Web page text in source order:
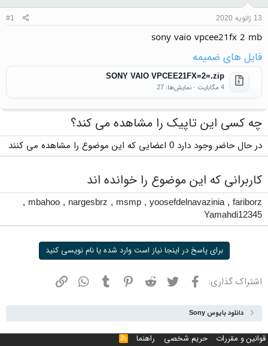
13 ژانویه 2020 #1
sony vaio vpcee21fx 2 mb
فایل های ضمیمه
SONY VAIO VPCEE21FX=2=.zip
4 مگابایت · نمایش‌ها: 27
چه کسی این تاپیک را مشاهده می کند؟
در حال حاضر وجود دارد 0 اعضایی که این موضوع را مشاهده می کنند
کاربرانی که این موضوع را خوانده اند
fariborz
,
yoosefdelnavazinia
,
msmp
,
nargesbrz
,
mbahoo
,
Yamahdi12345
برای پاسخ در اینجا نیاز است وارد شده یا نام نویسی کنید
اشتراک گذاری: فیسبوک توییتر ردیت پینترستتامبلر واتسپ
دانلود بایوس Sony
قوانین و مقررات حریم شخصی راهنما خوراک